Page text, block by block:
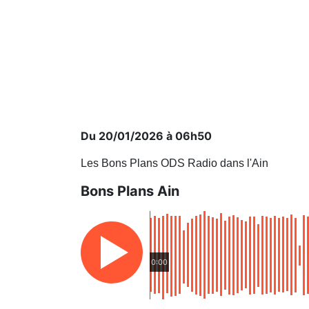
Du 20/01/2026 à 06h50
Les Bons Plans ODS Radio dans l'Ain
Bons Plans Ain
0:00